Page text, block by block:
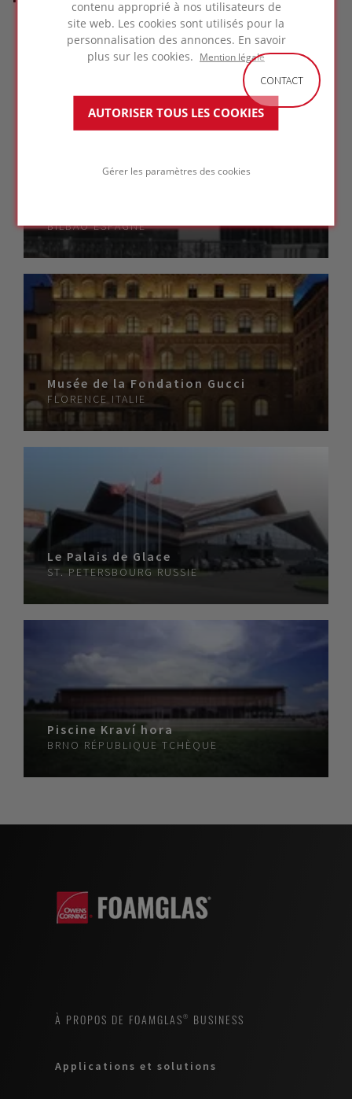
contenu approprié à nos utilisateurs de
site web. Les cookies sont utilisés pour la
personnalisation des annonces. En savoir
plus sur les cookies.
Mention légale
AUTORISER TOUS LES COOKIES
Gérer les paramètres des cookies
BILBAO ESPAGNE
Musée de la Fondation Gucci
FLORENCE ITALIE
Le Palais de Glace
ST. PETERSBOURG RUSSIE
Piscine Kraví hora
BRNO RÉPUBLIQUE TCHÈQUE
CONTACT
À PROPOS DE FOAMGLAS® BUSINESS
Applications et solutions